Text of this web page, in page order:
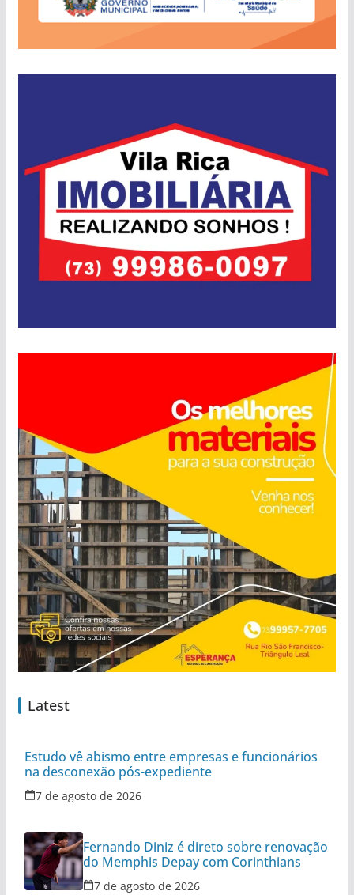
Latest
Estudo vê abismo entre empresas e funcionários
na desconexão pós-expediente
7 de agosto de 2026
Fernando Diniz é direto sobre renovação
do Memphis Depay com Corinthians
7 de agosto de 2026